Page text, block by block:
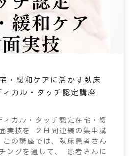
・緩和ケアに活かす臥床
カル・タッチ認定講座
ィカル・タッチ認定在宅・緩
実技を ２日間連続の集中講
の講座では、臥床患者さん
ングを通して、 患者さんに